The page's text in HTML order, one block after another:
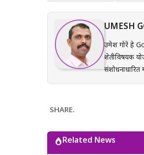
UMESH
उमेश गोरे हे
शेतीविषयक
संशोधनाधारित माहिती मराठी
(GR),
प्रयत्न केला
माहिती ही
SHARE.
Related News